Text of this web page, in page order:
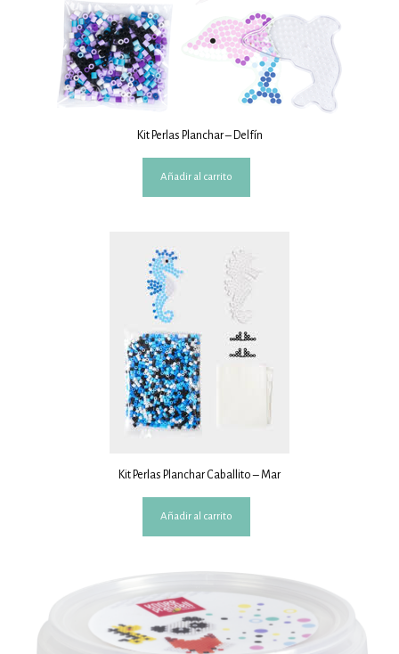
Kit Perlas Planchar – Delfín
Añadir al carrito
Kit Perlas Planchar Caballito – Mar
Añadir al carrito